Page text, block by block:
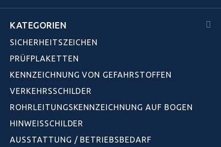
KATEGORIEN
SICHERHEITSZEICHEN
PRÜFPLAKETTEN
KENNZEICHNUNG VON GEFAHRSTOFFEN
VERKEHRSSCHILDER
ROHRLEITUNGSKENNZEICHNUNG AUF BOGEN
HINWEISSCHILDER
AUSSTATTUNG / BETRIEBSBEDARF